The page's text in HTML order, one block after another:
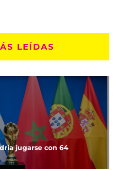
LEÍDAS
jugarse con 64